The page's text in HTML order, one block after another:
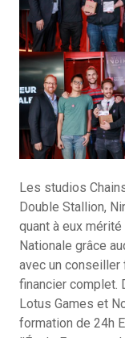
Les studios
Double Stallion,
quant à eux
Nationale grâce
avec un conseiller
financier complet.
Lotus Games et
formation de 24h